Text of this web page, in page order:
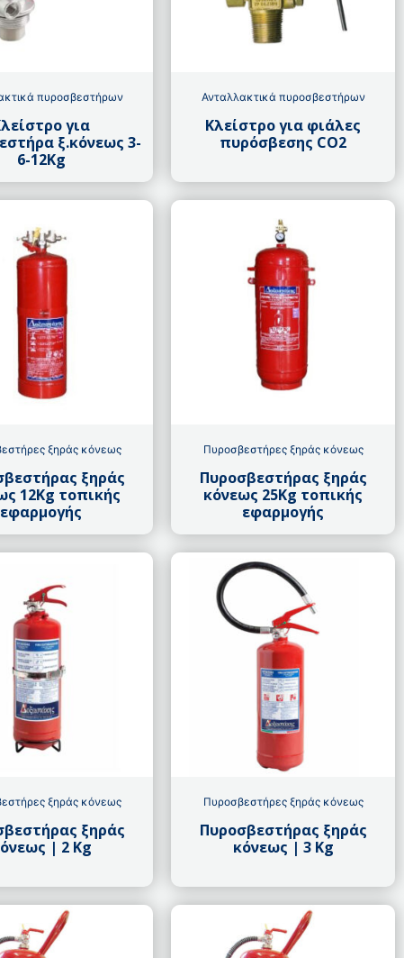
πυροσβεστήρων
για
ξ.κόνεως 3-
6-12Kg
Ανταλλακτικά πυροσβεστήρων
Κλείστρο για φιάλες
πυρόσβεσης CO2
ξηράς κόνεως
ξηράς
12Kg τοπικής
εφαρμογής
Πυροσβεστήρες ξηράς κόνεως
Πυροσβεστήρας ξηράς
κόνεως 25Kg τοπικής
εφαρμογής
ξηράς κόνεως
ξηράς
| 2 Kg
Πυροσβεστήρες ξηράς κόνεως
Πυροσβεστήρας ξηράς
κόνεως | 3 Kg